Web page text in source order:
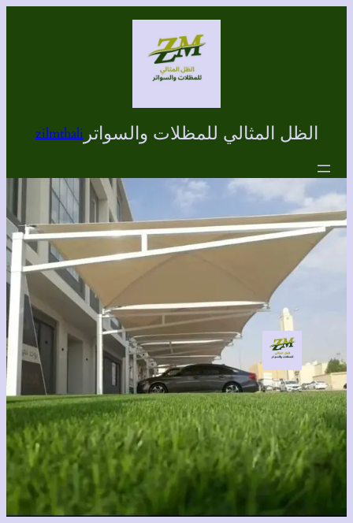
الظل المثالي للمظلات والسواترzilmthali